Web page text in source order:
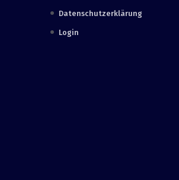
Datenschutzerklärung
Login